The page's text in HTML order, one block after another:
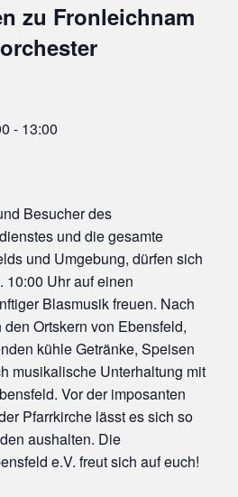
zu Fronleichnam
- 13:00
Besucher des
und die gesamte
und Umgebung, dürfen sich
10:00 Uhr auf einen
Blasmusik freuen. Nach
Ortskern von Ebensfeld,
kühle Getränke, Speisen
musikalische Unterhaltung mit
Vor der imposanten
Pfarrkirche lässt es sich so
aushalten. Die
e.V. freut sich auf euch!